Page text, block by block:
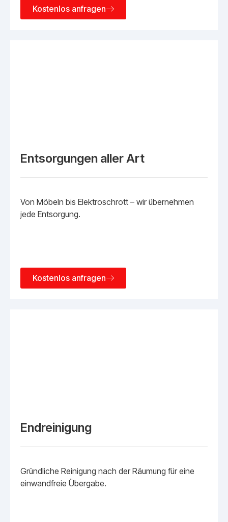
Kostenlos anfragen
Entsorgungen aller Art
Von Möbeln bis Elektroschrott – wir übernehmen
jede Entsorgung.
Kostenlos anfragen
Endreinigung
Gründliche Reinigung nach der Räumung für eine
einwandfreie Übergabe.